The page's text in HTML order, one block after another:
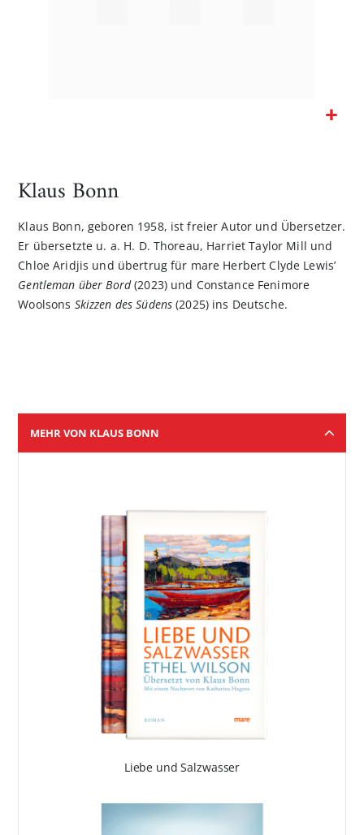
Bildgalerie
Klaus Bonn
Klaus Bonn, geboren 1958, ist freier Autor und Übersetzer.
Er übersetzte u. a. H. D. Thoreau, Harriet Taylor Mill und
Chloe Aridjis und übertrug für mare Herbert Clyde Lewis’
Gentleman über Bord(2023) und Constance Fenimore
Woolsons Skizzen des Südens(2025) ins Deutsche.
MEHR VON KLAUS BONN
Liebe und Salzwasser